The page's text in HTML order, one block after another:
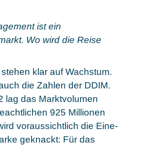
ist ein
Wo wird die Reise
klar auf Wachstum.
die Zahlen der DDIM.
lag das Marktvolumen
925 Millionen
voraussichtlich die Eine-
geknackt: Für das